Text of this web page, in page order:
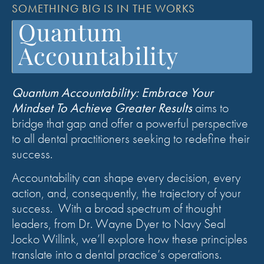
SOMETHING BIG IS IN THE WORKS
Quantum
Accountability
Quantum Accountability: Embrace Your
Mindset To Achieve Greater Resultsaims to
bridge that gap and offer a powerful perspective
to all dental practitioners seeking to redefine their
success.
Accountability can shape every decision, every
action, and, consequently, the trajectory of your
success. With a broad spectrum of thought
leaders, from Dr. Wayne Dyer to Navy Seal
Jocko Willink, we’ll explore how these principles
translate into a dental practice’s operations.